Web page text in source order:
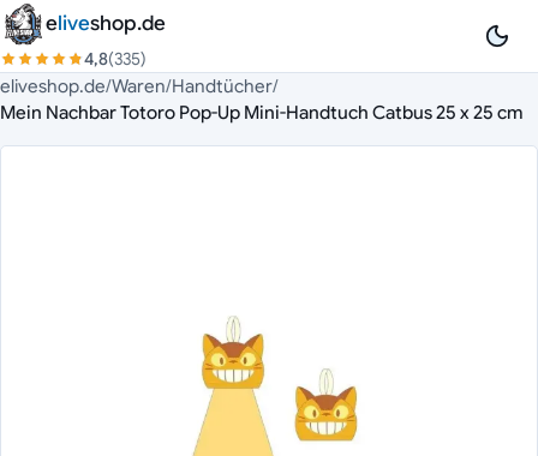
Zum Inhalt springen
eliveshop.de
4,8(335)
eliveshop.de/Waren/Handtücher/
Mein Nachbar Totoro Pop-Up Mini-Handtuch Catbus 25 x 25 cm